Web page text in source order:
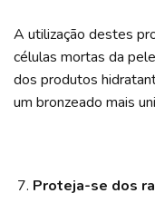
A utilização destes
células mortas da
dos produtos
um bronzeado mais
Proteja-se dos